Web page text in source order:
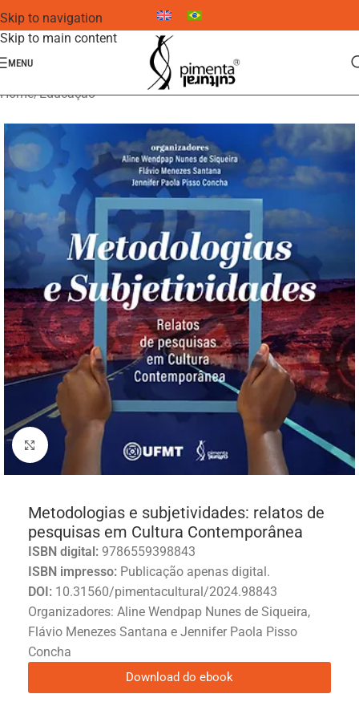
Skip to navigation
Skip to main content
MENU
Home/Educação
Click to enlarge
Metodologias e subjetividades: relatos de
pesquisas em Cultura Contemporânea
ISBN digital: 9786559398843
ISBN impresso: Publicação apenas digital.
DOI: 10.31560/pimentacultural/2024.98843
Organizadores: Aline Wendpap Nunes de Siqueira,
Flávio Menezes Santana e Jennifer Paola Pisso
Concha
Download do ebook